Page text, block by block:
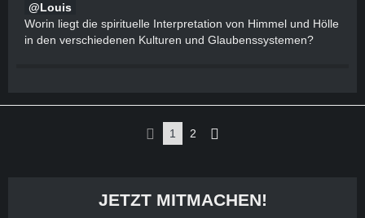
Louis
Worin liegt die spirituelle Interpretation von Himmel und Hölle
in den verschiedenen Kulturen und Glaubenssystemen?
1 2
JETZT MITMACHEN!